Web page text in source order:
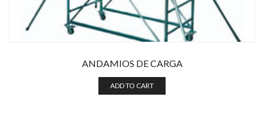
ANDAMIOS DE CARGA
ADD TO CART